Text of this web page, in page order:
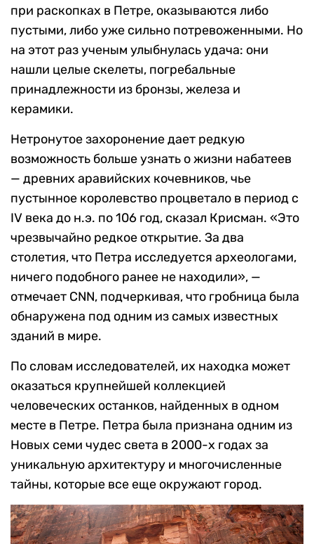
при раскопках в Петре, оказываются либо
пустыми, либо уже сильно потревоженными. Но
на этот раз ученым улыбнулась удача: они
нашли целые скелеты, погребальные
принадлежности из бронзы, железа и
керамики.
Нетронутое захоронение дает редкую
возможность больше узнать о жизни набатеев
— древних аравийских кочевников, чье
пустынное королевство процветало в период с
IV века до н.э. по 106 год, сказал Крисман. «Это
чрезвычайно редкое открытие. За два
столетия, что Петра исследуется археологами,
ничего подобного ранее не находили», —
отмечает CNN, подчеркивая, что гробница была
обнаружена под одним из самых известных
зданий в мире.
По словам исследователей, их находка может
оказаться крупнейшей коллекцией
человеческих останков, найденных в одном
месте в Петре. Петра была признана одним из
Новых семи чудес света в 2000-х годах за
уникальную архитектуру и многочисленные
тайны, которые все еще окружают город.